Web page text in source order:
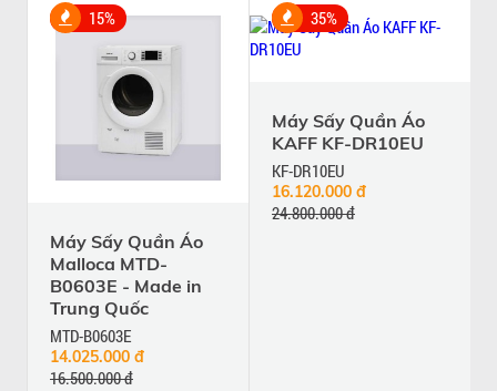
15%
Máy Sấy Quần Áo
Malloca MTD-
B0603E - Made in
Trung Quốc
MTD-B0603E
14.025.000 đ
16.500.000 đ
35%
Máy Sấy Quần Áo
KAFF KF-DR10EU
KF-DR10EU
16.120.000 đ
24.800.000 đ